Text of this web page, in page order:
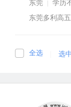
东莞 学历
东莞多利高
全选 选